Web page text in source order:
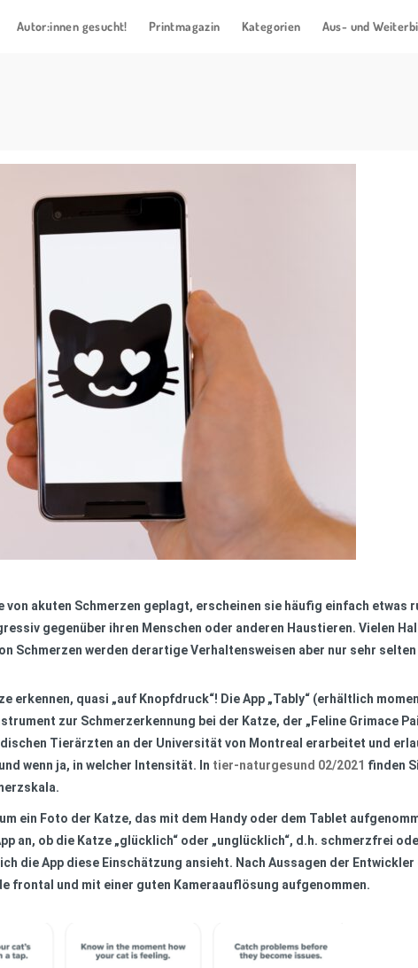
Autor:innen gesucht! Printmagazin Kategorien Aus- und
von akuten Schmerzen geplagt, erscheinen sie häufig einfach etwas
gegenüber ihren Menschen oder anderen Haustieren. Vielen
Schmerzen werden derartige Verhaltensweisen aber nur sehr
erkennen, quasi „auf Knopfdruck“! Die App „Tably“ (erhältlich
zur Schmerzerkennung bei der Katze, der „Feline Grimace
Tierärzten an der Universität von Montreal erarbeitet und
wenn ja, in welcher Intensität. In tier-naturgesund 02/2021 finden
ein Foto der Katze, das mit dem Handy oder dem Tablet
an, ob die Katze „glücklich“ oder „unglücklich“, d.h. schmerzfrei
die App diese Einschätzung ansieht. Nach Aussagen der
frontal und mit einer guten Kameraauflösung aufgenommen.